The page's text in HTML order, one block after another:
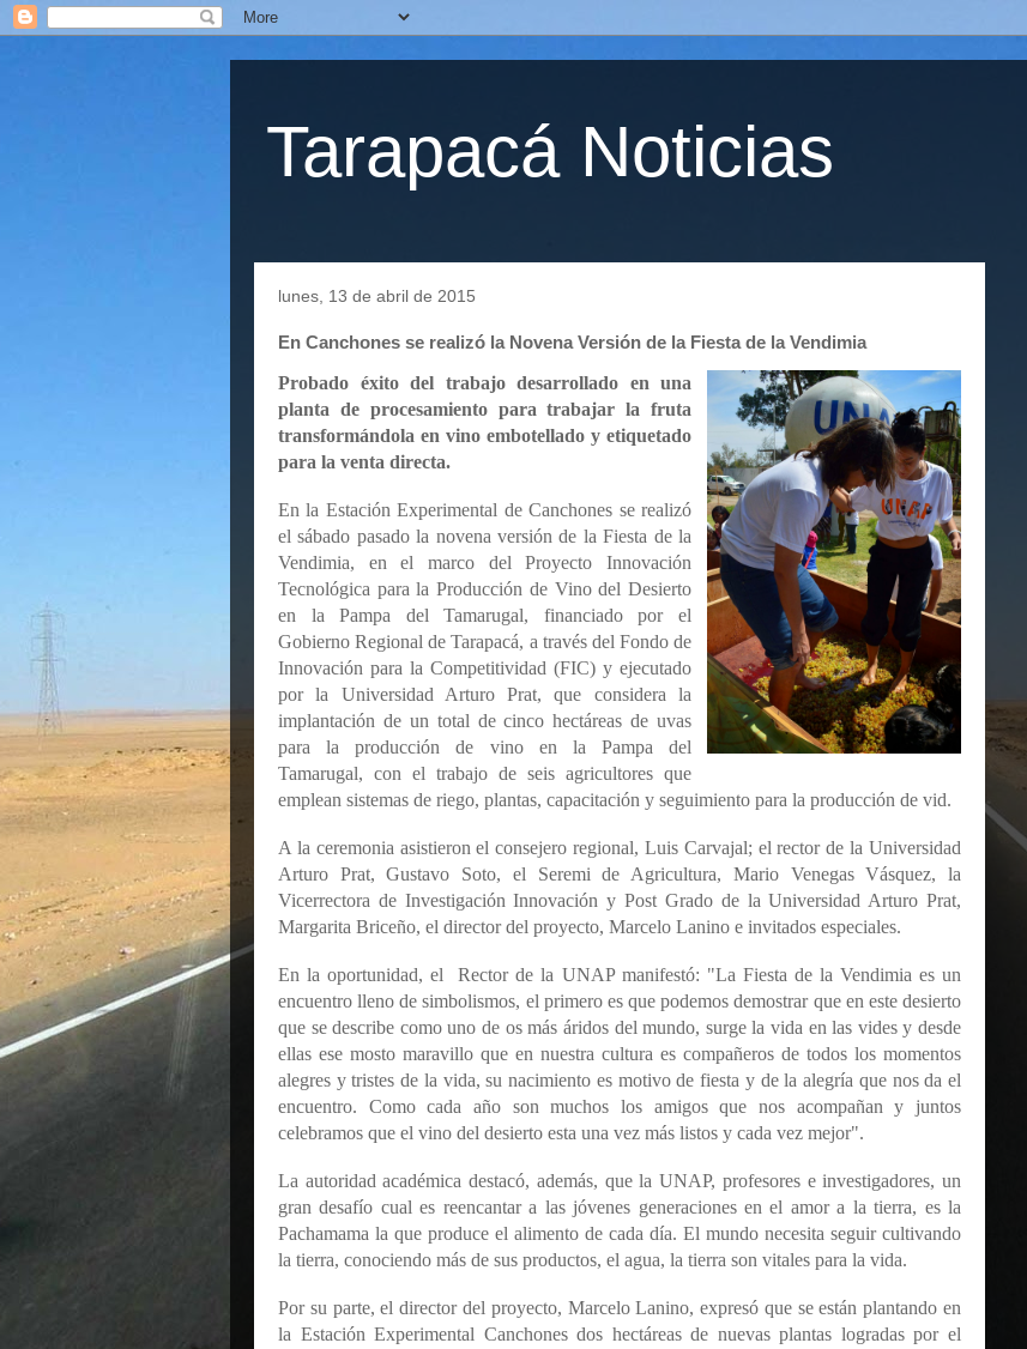
Tarapacá Noticias
lunes, 13 de abril de 2015
En Canchones se realizó la Novena Versión de la Fiesta de la Vendimia
Probado éxito del trabajo desarrollado en una
planta de procesamiento para trabajar la fruta
transformándola en vino embotellado y etiquetado
para la venta directa.
En la Estación Experimental de Canchones se realizó
el sábado pasado la novena versión de la Fiesta de la
Vendimia, en el marco del Proyecto Innovación
Tecnológica para la Producción de Vino del Desierto
en la Pampa del Tamarugal, financiado por el
Gobierno Regional de Tarapacá, a través del Fondo de
Innovación para la Competitividad (FIC) y ejecutado
por la Universidad Arturo Prat, que considera la
implantación de un total de cinco hectáreas de uvas
para la producción de vino en la Pampa del
Tamarugal, con el trabajo de seis agricultores que
emplean sistemas de riego, plantas, capacitación y seguimiento para la producción de vid.
A la ceremonia asistieron el consejero regional, Luis Carvajal; el rector de la Universidad
Arturo Prat, Gustavo Soto, el Seremi de Agricultura, Mario Venegas Vásquez, la
Vicerrectora de Investigación Innovación y Post Grado de la Universidad Arturo Prat,
Margarita Briceño, el director del proyecto, Marcelo Lanino e invitados especiales.
En la oportunidad, el Rector de la UNAP manifestó: "La Fiesta de la Vendimia es un
encuentro lleno de simbolismos, el primero es que podemos demostrar que en este desierto
que se describe como uno de os más áridos del mundo, surge la vida en las vides y desde
ellas ese mosto maravillo que en nuestra cultura es compañeros de todos los momentos
alegres y tristes de la vida, su nacimiento es motivo de fiesta y de la alegría que nos da el
encuentro. Como cada año son muchos los amigos que nos acompañan y juntos
celebramos que el vino del desierto esta una vez más listos y cada vez mejor".
La autoridad académica destacó, además, que la UNAP, profesores e investigadores, un
gran desafío cual es reencantar a las jóvenes generaciones en el amor a la tierra, es la
Pachamama la que produce el alimento de cada día. El mundo necesita seguir cultivando
la tierra, conociendo más de sus productos, el agua, la tierra son vitales para la vida.
Por su parte, el director del proyecto, Marcelo Lanino, expresó que se están plantando en
la Estación Experimental Canchones dos hectáreas de nuevas plantas logradas por el